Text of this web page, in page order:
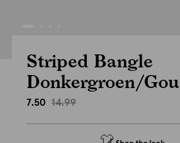
Striped Bangle
Donkergroen/
7.50 14.99